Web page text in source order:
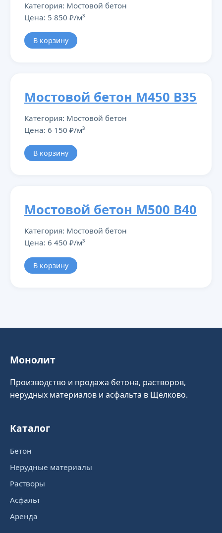
Категория: Мостовой бетон
Цена: 5 850 ₽/м³
В корзину
Мостовой бетон М450 В35
Категория: Мостовой бетон
Цена: 6 150 ₽/м³
В корзину
Мостовой бетон М500 В40
Категория: Мостовой бетон
Цена: 6 450 ₽/м³
В корзину
Монолит
Производство и продажа бетона, растворов,
нерудных материалов и асфальта в Щёлково.
Каталог
Бетон
Нерудные материалы
Растворы
Асфальт
Аренда